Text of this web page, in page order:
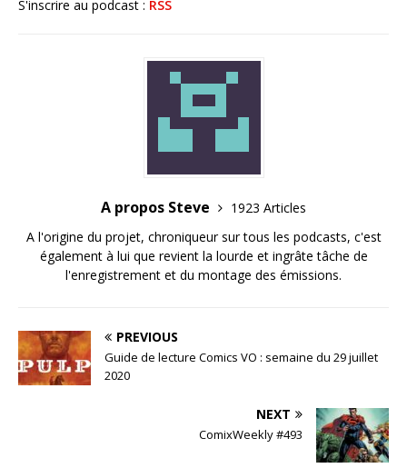
S'inscrire au podcast : RSS
A propos Steve
1923 Articles
A l'origine du projet, chroniqueur sur tous les podcasts, c'est
également à lui que revient la lourde et ingrâte tâche de
l'enregistrement et du montage des émissions.
PREVIOUS
Guide de lecture Comics VO : semaine du 29 juillet
2020
NEXT
ComixWeekly #493